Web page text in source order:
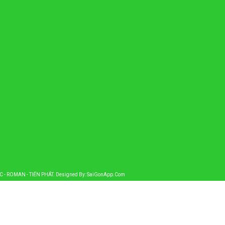
- ROMAN - TIẾN PHÁT. Designed By:SaiGonApp.Com